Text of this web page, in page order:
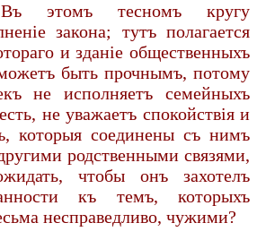
этомъ тесномъ кругу
закона; тутъ полагается
и зданiе общественныхъ
быть прочнымъ, потому
не исполняетъ семейныхъ
не уважаетъ спокойствiя и
которыя соединены съ нимъ
родственными связями,
чтобы онъ захотелъ
къ темъ, которыхъ
несправедливо, чужими?